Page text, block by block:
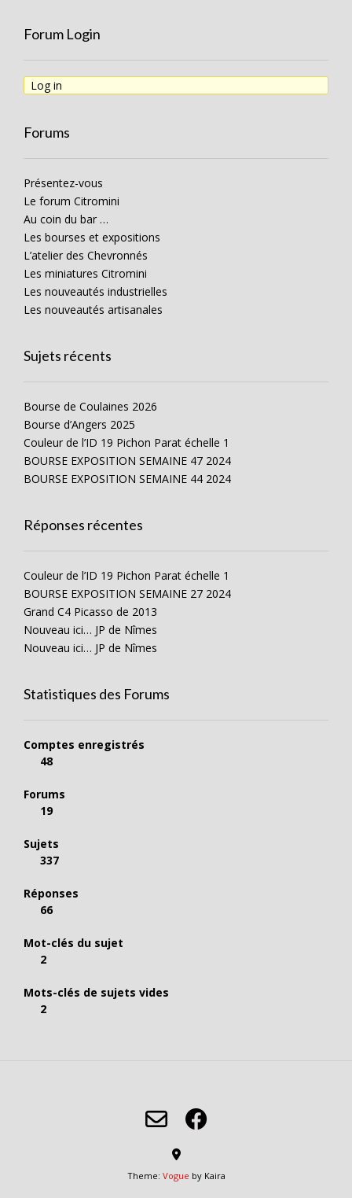
Forum Login
Log in
Forums
Présentez-vous
Le forum Citromini
Au coin du bar …
Les bourses et expositions
L’atelier des Chevronnés
Les miniatures Citromini
Les nouveautés industrielles
Les nouveautés artisanales
Sujets récents
Bourse de Coulaines 2026
Bourse d’Angers 2025
Couleur de l’ID 19 Pichon Parat échelle 1
BOURSE EXPOSITION SEMAINE 47 2024
BOURSE EXPOSITION SEMAINE 44 2024
Réponses récentes
Couleur de l’ID 19 Pichon Parat échelle 1
BOURSE EXPOSITION SEMAINE 27 2024
Grand C4 Picasso de 2013
Nouveau ici… JP de Nîmes
Nouveau ici… JP de Nîmes
Statistiques des Forums
Comptes enregistrés
48
Forums
19
Sujets
337
Réponses
66
Mot-clés du sujet
2
Mots-clés de sujets vides
2
Theme: Vogue by Kaira